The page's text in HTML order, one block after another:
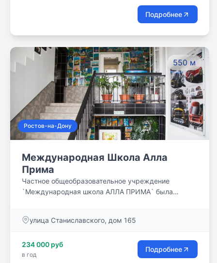
Подробнее
550 м
Ростов-на-Дону
Международная Школа Алла
Прима
Частное общеобразовательное учреждение
`Международная школа АЛЛА ПРИМА` была
общеобразовательные услуги для детей в возрасте
улица Станиславского, дом 165
234 000 руб
в год
Подробнее